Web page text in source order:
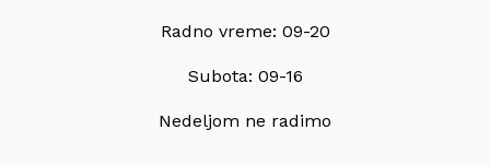
Radno vreme: 09-20
Subota: 09-16
Nedeljom ne radimo